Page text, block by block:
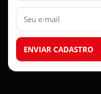
E-
mail
ENVIAR CADASTRO